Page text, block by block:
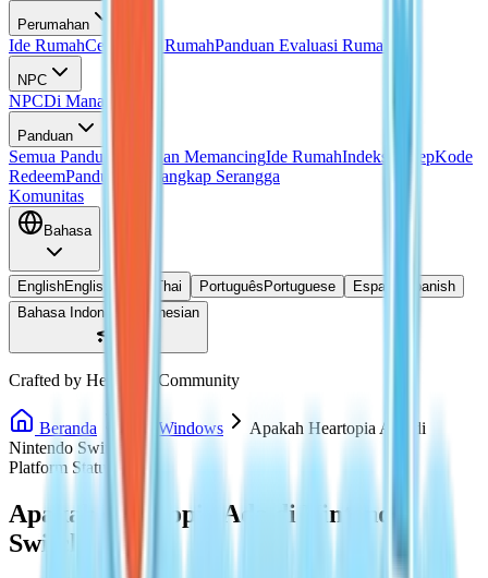
Perumahan
Ide RumahCetak Biru RumahPanduan Evaluasi Rumah
NPC
NPCDi Mana Doris?
Panduan
Semua Panduan Panduan MemancingIde RumahIndeks ResepKode
RedeemPanduan Menangkap Serangga
Komunitas
Bahasa
EnglishEnglish Thai Português Portuguese Español
Spanish
Bahasa Indonesia
Indonesian
Crafted by Heartopia Community
Beranda PC / Windows
Apakah Heartopia Ada di
Nintendo Switch?
Platform Status
Apakah Heartopia Ada di Nintendo
Switch?